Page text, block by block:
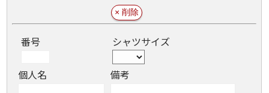
番号 シャツサイズ
個人名 備考